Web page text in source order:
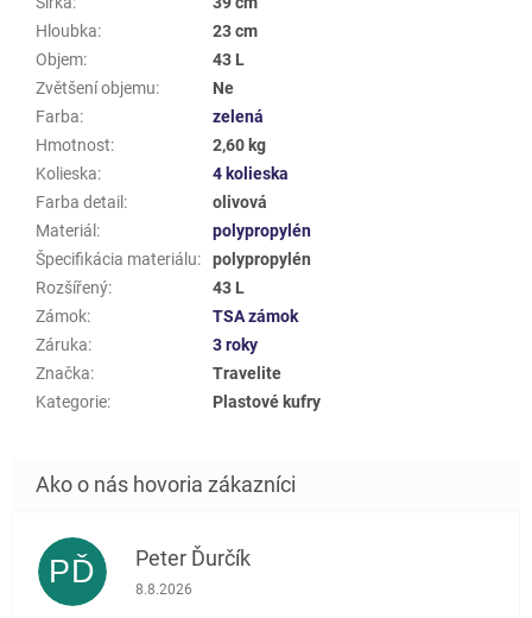
Hloubka:
23 cm
Objem:
43 L
Zvětšení objemu:
Ne
Farba:
zelená
Hmotnost:
2,60 kg
Kolieska:
4 kolieska
Farba detail :
olivová
Materiál :
polypropylén
Špecifikácia materiálu:
polypropylén
Rozšířený:
43 L
Zámok:
TSA zámok
Záruka:
3 roky
Značka:
Travelite
Kategorie: Plastové kufry
PĎ Peter Ďurčík
Hodnotenie obchodu je 5 z 5 hviezdičiek.
8.8.2026